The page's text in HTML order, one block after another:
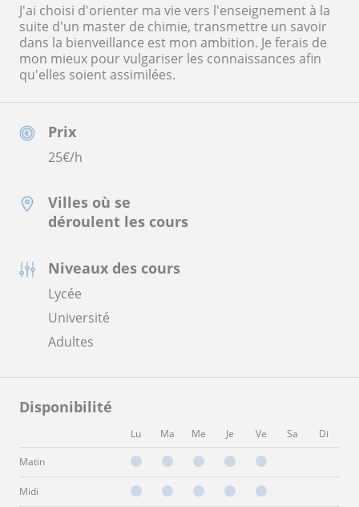
Prix
25€/h
Villes où se
déroulent les cours
Niveaux des cours
Lycée
Université
Adultes
Disponibilité
Lu Ma Me Je Ve Sa Di
Matin
Midi
J'ai choisi d'orienter ma vie vers l'enseignement à la
suite d'un master de chimie, transmettre un savoir
dans la bienveillance est mon ambition. Je ferais de
mon mieux pour vulgariser les connaissances afin
qu'elles soient assimilées.